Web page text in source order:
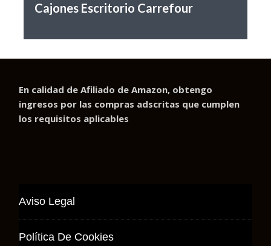
Cajones Escritorio Carrefour
En calidad de Afiliado de Amazon, obtengo
ingresos por las compras adscritas que cumplen
los requisitos aplicables
Aviso Legal
Política De Cookies